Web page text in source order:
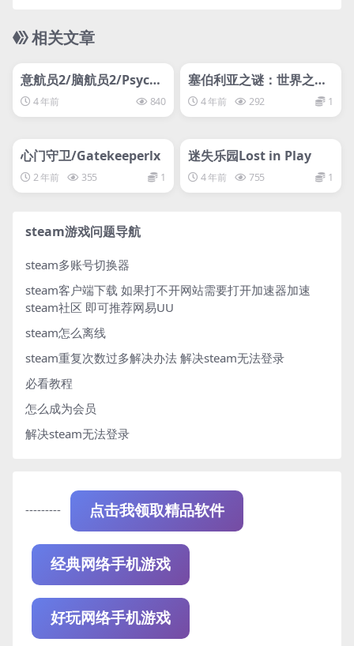
相关文章
意航员2/脑航员2/Psycho
nauts 2
4 年前 840
svip专属
塞伯利亚之谜：世界之前/
Syberia: The World Bef
ore
4 年前 292 1
svip专属
心门守卫/Gatekeeperlx
2 年前 355 1
迷失乐园Lost in Play
4 年前 755 1
steam游戏问题导航
steam多账号切换器
steam客户端下载 如果打不开网站需要打开加速器加速
steam社区 即可推荐网易UU
steam怎么离线
steam重复次数过多解决办法 解决steam无法登录
必看教程
怎么成为会员
解决steam无法登录
--------- 点击我领取精品软件
经典网络手机游戏
好玩网络手机游戏